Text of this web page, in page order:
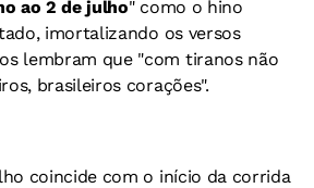
ao 2 de julho" como o hino
imortalizando os versos
lembram que "com tiranos não
brasileiros corações".
coincide com o início da corrida